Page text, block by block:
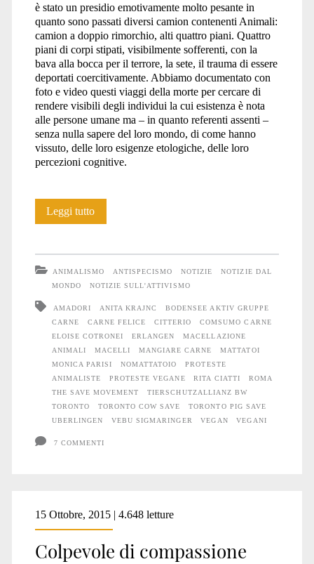
è stato un presidio emotivamente molto pesante in
quanto sono passati diversi camion contenenti Animali:
camion a doppio rimorchio, alti quattro piani. Quattro
piani di corpi stipati, visibilmente sofferenti, con la
bava alla bocca per il terrore, la sete, il trauma di essere
deportati coercitivamente. Abbiamo documentato con
foto e video questi viaggi della morte per cercare di
rendere visibili degli individui la cui esistenza è nota
alle persone umane ma – in quanto referenti assenti –
senza nulla sapere del loro mondo, di come hanno
vissuto, delle loro esigenze etologiche, delle loro
percezioni cognitive.
Leggi tuttoNOmattatoio:
un
presidio
internazionale
ANIMALISMO ANTISPECISMO NOTIZIE
NOTIZIE DAL
MONDO
NOTIZIE SULL'ATTIVISMO
AMADORI ANITA KRAJNC
BODENSEE AKTIV GRUPPE
CARNE
CARNE FELICE CITTERIO
COMSUMO CARNE
ELOISE COTRONEI
ERLANGEN
MACELLAZIONE
ANIMALI
MACELLI MANGIARE CARNE
MATTATOI
MONICA PARISI
NOMATTATOIO
PROTESTE
ANIMALISTE
PROTESTE VEGANE RITA CIATTI
ROMA
THE SAVE MOVEMENT
TIERSCHUTZALLIANZ BW
TORONTO
TORONTO COW SAVE
TORONTO PIG SAVE
UBERLINGEN
VEBU SIGMARINGER VEGAN VEGANI
7 COMMENTI
15 Ottobre, 2015 | 4.648 letture
Colpevole di compassione